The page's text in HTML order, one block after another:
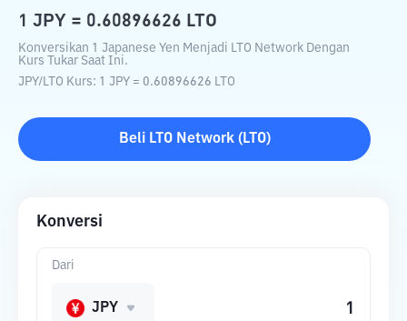
1 JPY = 0.60896626 LTO
Konversikan 1 Japanese Yen Menjadi LTO Network Dengan
Kurs Tukar Saat Ini.
JPY/LTO Kurs: 1 JPY = 0.60896626 LTO
Beli LTO Network( LTO)
Konversi
Dari
JPY